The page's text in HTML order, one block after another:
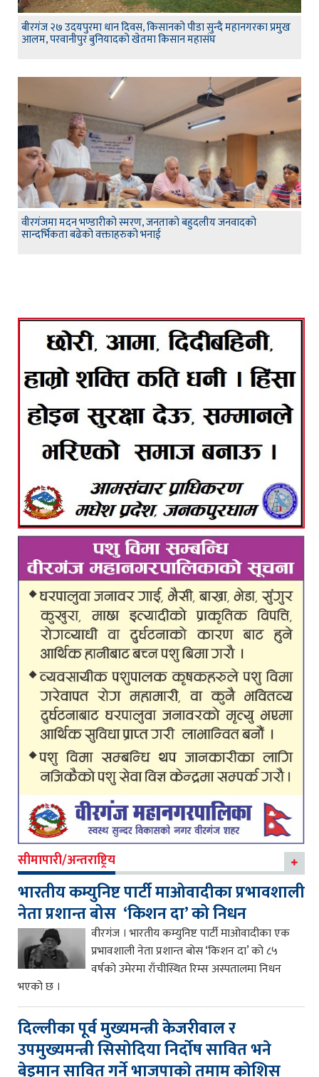
बीरगंज २७ उदयपुरमा धान दिवस, किसानको पीडा सुन्दै महानगरका प्रमुख
आलम, परवानीपुर बुनियादको खेतमा किसान महासंघ
वीरगंजमा मदन भण्डारीको स्मरण, जनताको बहुदलीय जनवादको
सान्दर्भिकता बढेको वक्ताहरुको भनाई
सीमापारी/अन्तराष्ट्रिय
भारतीय कम्युनिष्ट पार्टी माओवादीका प्रभावशाली
नेता प्रशान्त बोस ‘किशन दा’ को निधन
वीरगंज । भारतीय कम्युनिष्ट पार्टी माओवादीका एक
प्रभावशाली नेता प्रशान्त बोस ‘किशन दा’ को ८५
वर्षको उमेरमा राँचीस्थित रिम्स अस्पतालमा निधन
भएको छ ।
दिल्लीका पूर्व मुख्यमन्त्री केजरीवाल र
उपमुख्यमन्त्री सिसोदिया निर्दोष सावित भने
बेइमान सावित गर्ने भाजपाको तमाम कोशिस